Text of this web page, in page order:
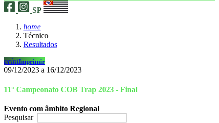
SP
home
Técnico
Resultados
printImprimir
09/12/2023 a 16/12/2023
11° Campeonato COB Trap 2023 - Final
Evento com âmbito Regional
Pesquisar